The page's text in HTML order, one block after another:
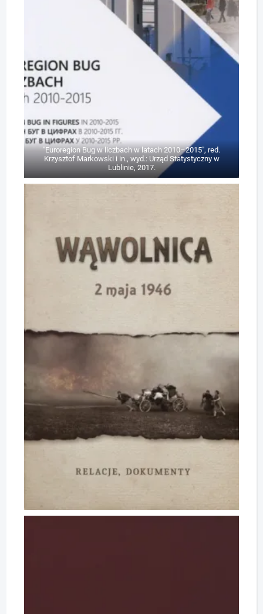
"Euroregion Bug w liczbach w latach 2010–2015", red.
Krzysztof Markowski i in., wyd.: Urząd Statystyczny w
Lublinie, 2017.